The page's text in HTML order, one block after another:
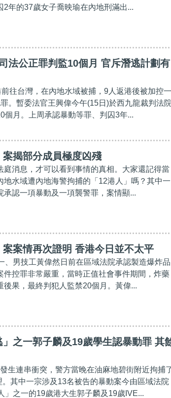
年的37歲女子喬映瑜在內地刑滿出...
法公正罪判監10個月 官斥潛逃計劃有
往台灣，在內地水域被捕，9人返港後被加控一
。暫委法官王興偉今午(15日)於西九龍裁判法
個月。上周承認暴動等罪、判囚3年...
案揭部分成員極度凶殘
消息，才可以看到事情的真相。大家還記得當
地水域遭內地海警拘捕的「12港人」嗎？其中一
認一項暴動及一項襲警罪，案情顯...
案案情再次證明 香港今日並不太平
、男技工黃偉然日前在區域法院承認製造爆炸品
控罪非常嚴重，當時正值社會事件期間，炸藥
果，最終判犯人監禁20個月。黃偉...
」之一郭子麟及19歲學生認暴動罪 其
生連串衝突，警方當晚在油麻地碧街附近拘捕
其中一宗涉及13名被告的暴動案今由區域法院
」之一的19歲港大生郭子麟及19歲IVE...